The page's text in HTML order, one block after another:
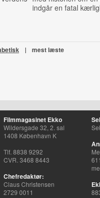
indgår en fatal
| mest læste
Filmmagasinet Ekko
Wildersgade 32, 2. sal
1408 København K
Tlf. 8838 9292
CVR. 3468 8443
Chefredaktør:
Claus Christensen
2729 0011